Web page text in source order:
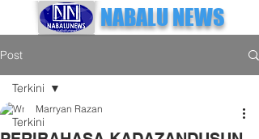
NABALU NEWS
Post
Terkini
Terkini
Marryan Razan